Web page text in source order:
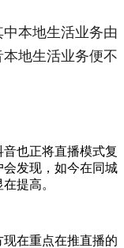
本地生活业务由
地生活业务便不
也正将直播模式复
发现，如今在同城
提高。
在重点在推直播的